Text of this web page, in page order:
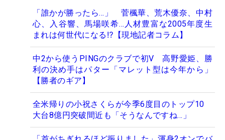
「誰かが勝ったら…」 菅楓華、荒木優奈、中村
心、入谷響、馬場咲希…人材豊富な2005年度生
まれは何世代になる⁉【現地記者コラム】
中2から使うPINGのクラブで初V 高野愛姫、勝
利の決め手はパター「マレット型は今年から」
【勝者のギア】
全米帰りの小祝さくらが今季6度目のトップ10
大台8億円突破間近も「そうなんですね…」